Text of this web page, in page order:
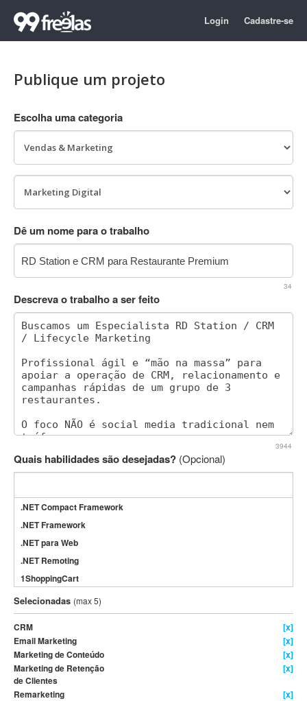
Login Cadastre-se
Publique um projeto
Escolha uma categoria
Dê um nome para o trabalho
34
Descreva o trabalho a ser feito
3944
Quais habilidades são desejadas? (Opcional)
.NET Compact Framework
.NET Framework
.NET para Web
.NET Remoting
1ShoppingCart
3DS Max
3GSM
4D Dimension
802.11
A&P
A-GPS
Selecionadas (max 5)
CRM
[x]
Email Marketing
[x]
Marketing de Conteúdo
[x]
Marketing de Retenção
de Clientes
[x]
Remarketing [x]